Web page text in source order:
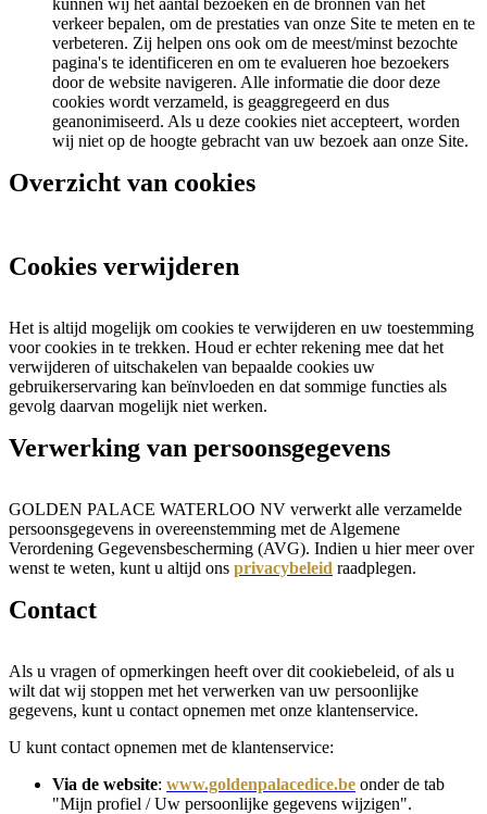
verkeer bepalen, om de prestaties van onze Site te meten en te
verbeteren. Zij helpen ons ook om de meest/minst bezochte
pagina's te identificeren en om te evalueren hoe bezoekers
door de website navigeren. Alle informatie die door deze
cookies wordt verzameld, is geaggregeerd en dus
geanonimiseerd. Als u deze cookies niet accepteert, worden
wij niet op de hoogte gebracht van uw bezoek aan onze Site.
Overzicht van cookies
Cookies verwijderen
Het is altijd mogelijk om cookies te verwijderen en uw toestemming
voor cookies in te trekken. Houd er echter rekening mee dat het
verwijderen of uitschakelen van bepaalde cookies uw
gebruikerservaring kan beïnvloeden en dat sommige functies als
gevolg daarvan mogelijk niet werken.
Verwerking van persoonsgegevens
GOLDEN PALACE WATERLOO NV verwerkt alle verzamelde
persoonsgegevens in overeenstemming met de Algemene
Verordening Gegevensbescherming (AVG). Indien u hier meer over
wenst te weten, kunt u altijd ons privacybeleid raadplegen.
Contact
Als u vragen of opmerkingen heeft over dit cookiebeleid, of als u
wilt dat wij stoppen met het verwerken van uw persoonlijke
gegevens, kunt u contact opnemen met onze klantenservice.
U kunt contact opnemen met de klantenservice:
Via de website: www.goldenpalacedice.be onder de tab
"Mijn profiel / Uw persoonlijke gegevens wijzigen".